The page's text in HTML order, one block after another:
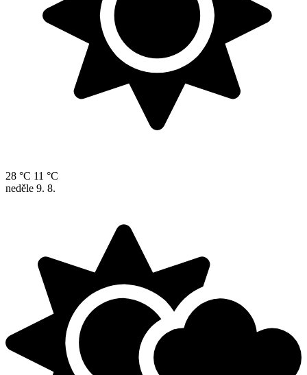
28 °C 11 °C
neděle 9. 8.